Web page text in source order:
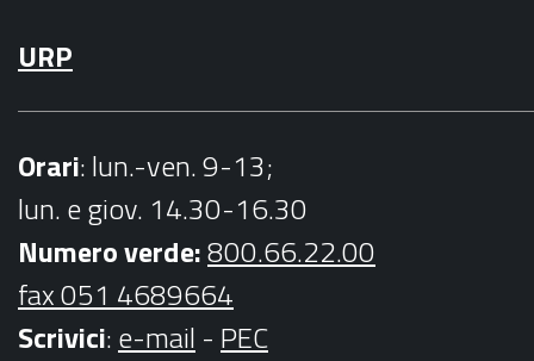
URP
Orari: lun.-ven. 9-13;
lun. e giov. 14.30-16.30
Numero verde:800.66.22.00
fax 051 4689664
Scrivici:e-mail - PEC